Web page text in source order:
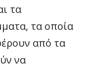
τα
τα οποία
από τα
να